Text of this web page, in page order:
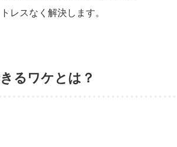
レスなく解決します。
るワケとは？